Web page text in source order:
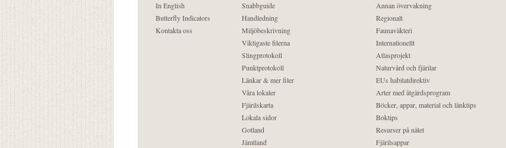
In English
Butterfly Indicators
Kontakta oss
Snabbguide
Handledning
Miljöbeskrivning
Viktigaste filerna
Slingprotokoll
Punktprotokoll
Länkar & mer filer
Våra lokaler
Fjärilskarta
Lokala sidor
Gotland
Jämtland
Annan övervakning
Regionalt
Faunaväkteri
Internationellt
Atlasprojekt
Naturvård och fjärilar
EUs habitatdirektiv
Arter med åtgärdsprogram
Böcker, appar, material och länktips
Boktips
Resurser på nätet
Fjärilsappar